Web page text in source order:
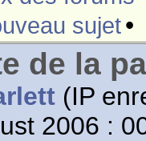
sujet•
de la
(IP
2006 :